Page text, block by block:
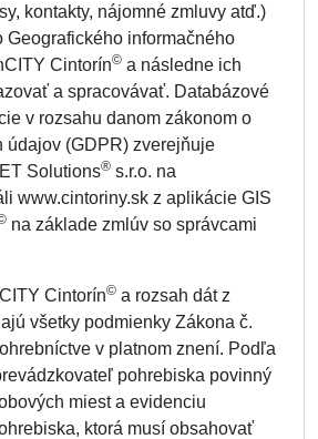
kontakty, nájomné zmluvy atď.)
Geografického informačného
Cintorín© a následne ich
a spracovávať. Databázové
v rozsahu danom zákonom o
údajov (GDPR) zverejňuje
Solutions® s.r.o. na
www.cintoriny.sk z aplikácie GIS
na základe zmlúv so správcami
Cintorín© a rozsah dát z
všetky podmienky Zákona č.
v platnom znení. Podľa
pohrebiska povinný
miest a evidenciu
ktorá musí obsahovať